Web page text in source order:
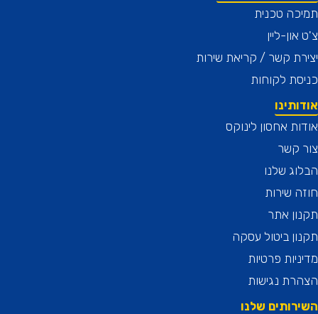
טכנית
ליין
קשר / קריאת שירות
לקוחות
אחסון לינוקס
קשר
שלנו
שירות
אתר
ביטול עסקה
פרטיות
נגישות
שלנו